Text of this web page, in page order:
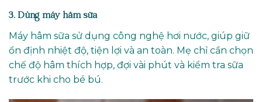
3. Dùng máy hâm sữa
Máy hâm sữa sử dụng công nghệ hơi nước, giúp giữ
ổn định nhiệt độ, tiện lợi và an toàn. Mẹ chỉ cần chọn
chế độ hâm thích hợp, đợi vài phút và kiểm tra sữa
trước khi cho bé bú.